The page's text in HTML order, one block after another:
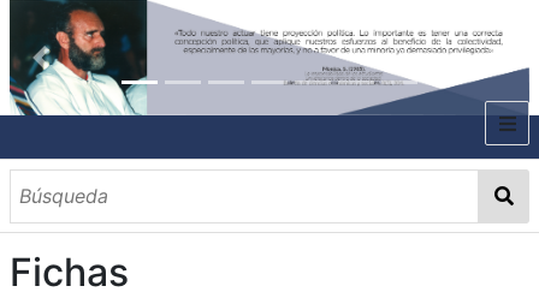
INICIO
SOBRE EL AUTOR
CONTENIDO
Fichas